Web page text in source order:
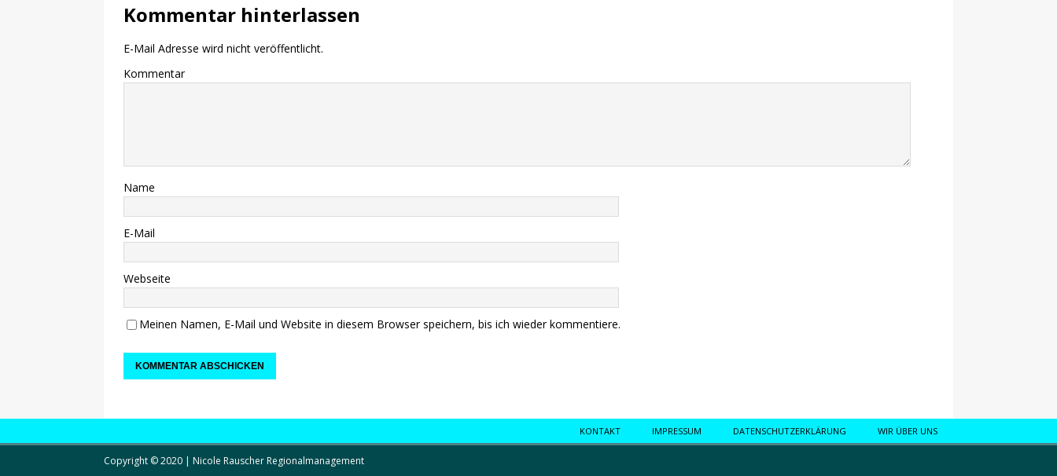
Kommentar hinterlassen
E-Mail Adresse wird nicht veröffentlicht.
Kommentar
Name
E-Mail
Webseite
Meinen Namen, E-Mail und Website in diesem Browser speichern, bis ich wieder kommentiere.
KONTAKT IMPRESSUM DATENSCHUTZERKLÄRUNG WIR ÜBER UNS
Copyright © 2020 | Nicole Rauscher Regionalmanagement